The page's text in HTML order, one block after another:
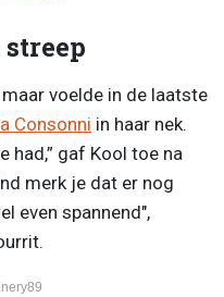
voelde in de laatste
Consonni in haar nek.
had,” gaf Kool toe na
merk je dat er nog
even spannend",